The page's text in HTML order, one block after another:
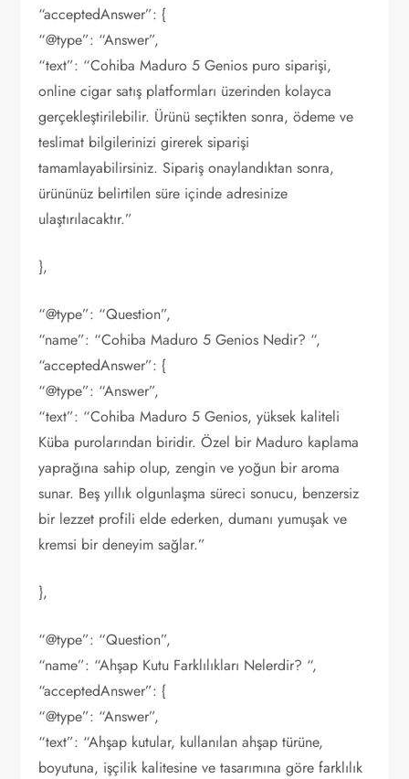
“acceptedAnswer”: {
“@type”: “Answer”,
“text”: “Cohiba Maduro 5 Genios puro siparişi,
online cigar satış platformları üzerinden kolayca
gerçekleştirilebilir. Ürünü seçtikten sonra, ödeme ve
teslimat bilgilerinizi girerek siparişi
tamamlayabilirsiniz. Sipariş onaylandıktan sonra,
ürününüz belirtilen süre içinde adresinize
ulaştırılacaktır.”
},
“@type”: “Question”,
“name”: “Cohiba Maduro 5 Genios Nedir? “,
“acceptedAnswer”: {
“@type”: “Answer”,
“text”: “Cohiba Maduro 5 Genios, yüksek kaliteli
Küba purolarından biridir. Özel bir Maduro kaplama
yaprağına sahip olup, zengin ve yoğun bir aroma
sunar. Beş yıllık olgunlaşma süreci sonucu, benzersiz
bir lezzet profili elde ederken, dumanı yumuşak ve
kremsi bir deneyim sağlar.”
},
“@type”: “Question”,
“name”: “Ahşap Kutu Farklılıkları Nelerdir? “,
“acceptedAnswer”: {
“@type”: “Answer”,
“text”: “Ahşap kutular, kullanılan ahşap türüne,
boyutuna, işçilik kalitesine ve tasarımına göre farklılık